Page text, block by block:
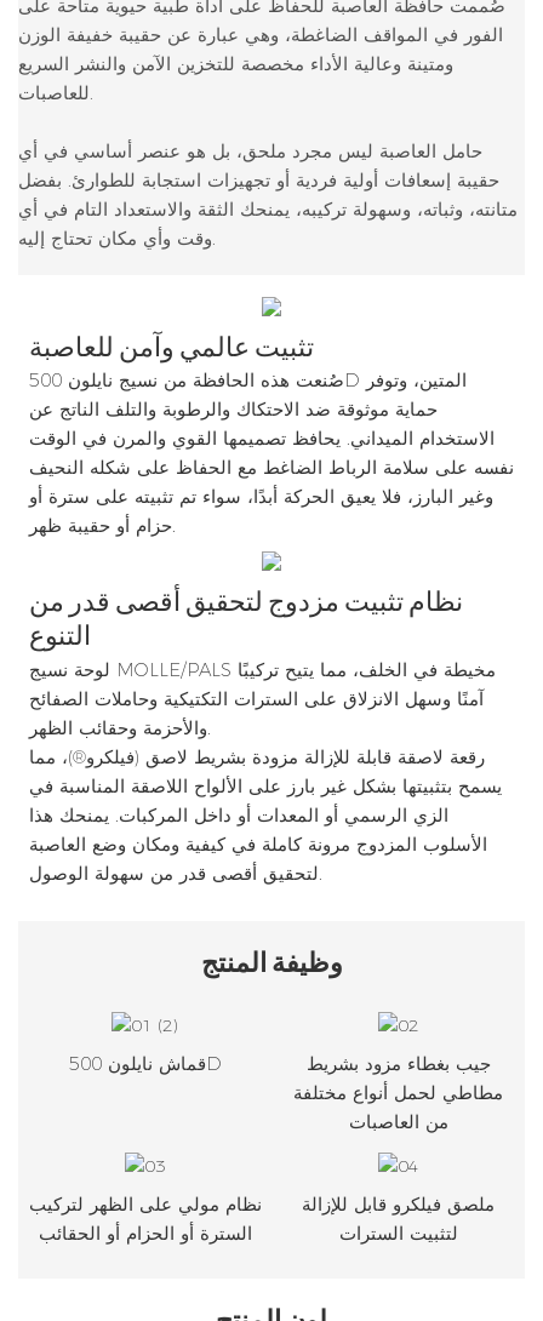
صُممت حافظة العاصبة للحفاظ على أداة طبية حيوية متاحة على
الفور في المواقف الضاغطة، وهي عبارة عن حقيبة خفيفة الوزن
ومتينة وعالية الأداء مخصصة للتخزين الآمن والنشر السريع
للعاصبات.
حامل العاصبة ليس مجرد ملحق، بل هو عنصر أساسي في أي
حقيبة إسعافات أولية فردية أو تجهيزات استجابة للطوارئ. بفضل
متانته، وثباته، وسهولة تركيبه، يمنحك الثقة والاستعداد التام في أي
وقت وأي مكان تحتاج إليه.
تثبيت عالمي وآمن للعاصبة
صُنعت هذه الحافظة من نسيج نايلون 500D المتين، وتوفر
حماية موثوقة ضد الاحتكاك والرطوبة والتلف الناتج عن
الاستخدام الميداني. يحافظ تصميمها القوي والمرن في الوقت
نفسه على سلامة الرباط الضاغط مع الحفاظ على شكله النحيف
وغير البارز، فلا يعيق الحركة أبدًا، سواء تم تثبيته على سترة أو
حزام أو حقيبة ظهر.
نظام تثبيت مزدوج لتحقيق أقصى قدر من
التنوع
لوحة نسيج MOLLE/PALS مخيطة في الخلف، مما يتيح تركيبًا
آمنًا وسهل الانزلاق على السترات التكتيكية وحاملات الصفائح
رقعة لاصقة قابلة للإزالة مزودة بشريط لاصق (فيلكرو®)، مما
يسمح بتثبيتها بشكل غير بارز على الألواح اللاصقة المناسبة في
الزي الرسمي أو المعدات أو داخل المركبات. يمنحك هذا
الأسلوب المزدوج مرونة كاملة في كيفية ومكان وضع العاصبة
وظيفةالمنتج
قماش نايلون 500D
جيب بغطاء مزود بشريط
مطاطي لحمل أنواع مختلفة
من العاصبات
نظام مولي على الظهر لتركيب
السترة أو الحزام أو الحقائب
ملصق فيلكرو قابل للإزالة
لتثبيت السترات